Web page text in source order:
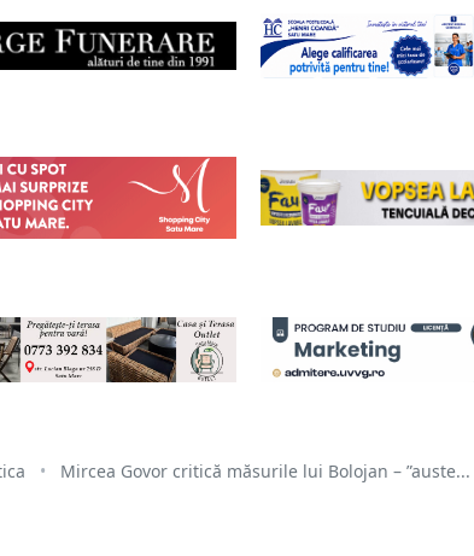
• Mircea Govor critică măsurile lui Bolojan – ”auste...